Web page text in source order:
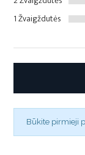
1 Žvaigždutės
Būkite pirmieji